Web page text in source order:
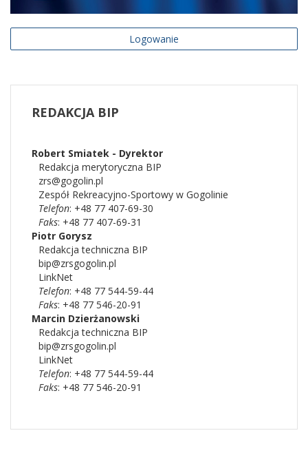
Logowanie
REDAKCJABIP
Robert Smiatek - Dyrektor
Redakcja merytoryczna BIP
zrs@gogolin.pl
Zespół Rekreacyjno-Sportowy w Gogolinie
Telefon: +48 77 407-69-30
Faks: +48 77 407-69-31
Piotr Gorysz
Redakcja techniczna BIP
bip@zrsgogolin.pl
LinkNet
Telefon: +48 77 544-59-44
Faks: +48 77 546-20-91
Marcin Dzierżanowski
Redakcja techniczna BIP
bip@zrsgogolin.pl
LinkNet
Telefon: +48 77 544-59-44
Faks: +48 77 546-20-91